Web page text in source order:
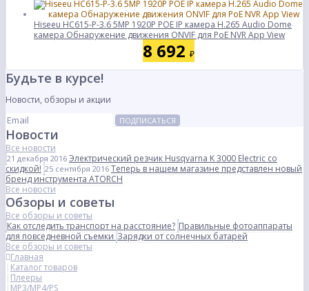
Hiseeu HC615-P-3.6 5MP 1920P POE IP камера H.265 Audio Dome
камера Обнаружение движения ONVIF для PoE NVR App View
8 692 ₽
Будьте в курсе!
Новости, обзоры и акции
ПОДПИСАТЬСЯ
Новости
Все новости
21 декабря 2016 Электрический резчик Husqvarna K 3000 Electric со
скидкой! 25 сентября 2016 Теперь в нашем магазине представлен новый
бренд инструмента ATORCH
Все новости
Обзоры и советы
Все обзоры и советы
Как отследить транспорт на расстояние? Правильные фотоаппараты
для повседневной съемкиЗарядки от солнечных батарей
Все обзоры и советы
Главная
Каталог товаров
Плееры
MP3/MP4/PS